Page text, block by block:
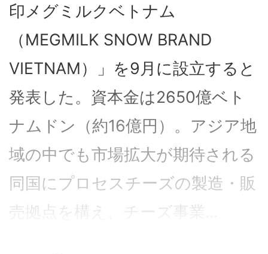
印メグミルクベトナム
（MEGMILK SNOW BRAND
VIETNAM）」を9月に設立すると
発表した。資本金は2650億ベト
ナムドン（約16億円）。アジア地
域の中でも市場拡大が期待される
同国にプロセスチーズの製造・販
売拠点を構え、チーズ事業...